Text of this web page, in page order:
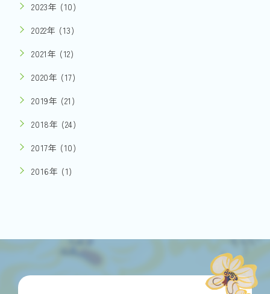
2023年 (10)
2022年 (13)
2021年 (12)
2020年 (17)
2019年 (21)
2018年 (24)
2017年 (10)
2016年 (1)